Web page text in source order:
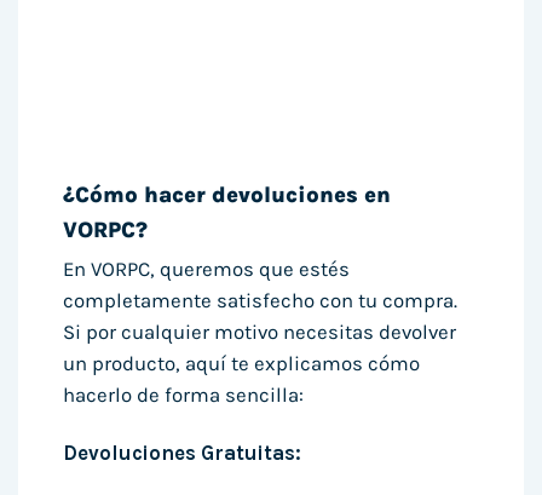
¿Cómo hacer devoluciones en
VORPC?
En VORPC, queremos que estés
completamente satisfecho con tu compra.
Si por cualquier motivo necesitas devolver
un producto, aquí te explicamos cómo
hacerlo de forma sencilla:
Devoluciones Gratuitas: